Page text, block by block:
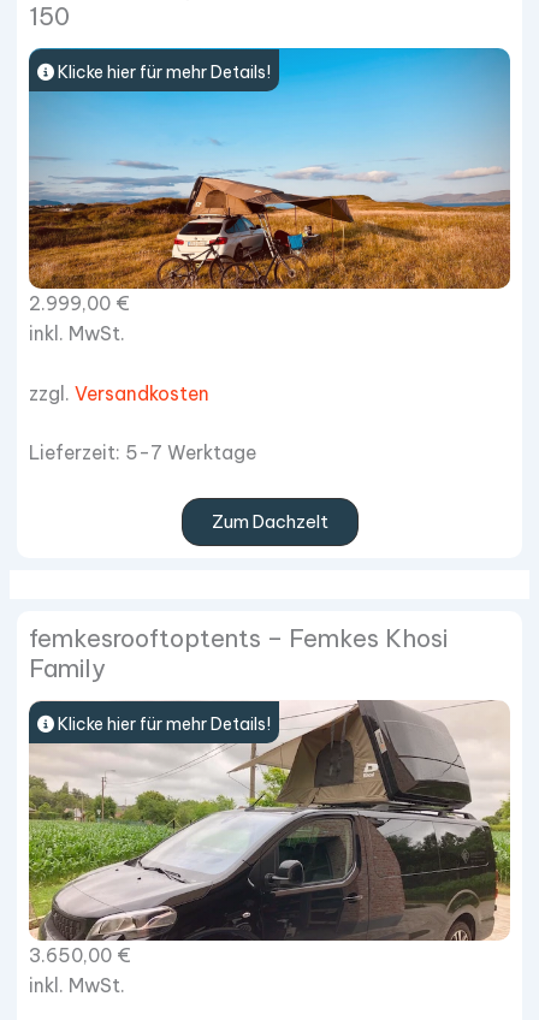
150
Klicke hier für mehr Details!
2.999,00 €
inkl. MwSt.
zzgl. Versandkosten
Lieferzeit: 5-7 Werktage
Zum Dachzelt
femkesrooftoptents – Femkes Khosi
Family
Klicke hier für mehr Details!
3.650,00 €
inkl. MwSt.